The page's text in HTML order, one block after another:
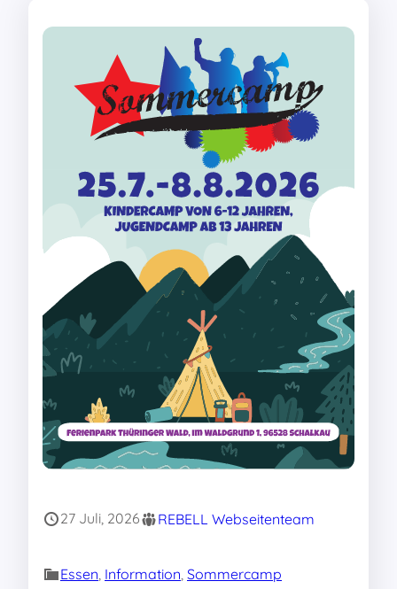
27 Juli, 2026 REBELL Webseitenteam
Essen Information Sommercamp